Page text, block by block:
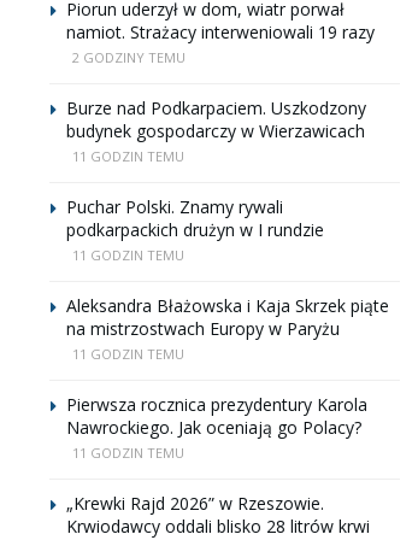
Piorun uderzył w dom, wiatr porwał
namiot. Strażacy interweniowali 19 razy
2 GODZINY TEMU
Burze nad Podkarpaciem. Uszkodzony
budynek gospodarczy w Wierzawicach
11 GODZIN TEMU
Puchar Polski. Znamy rywali
podkarpackich drużyn w I rundzie
11 GODZIN TEMU
Aleksandra Błażowska i Kaja Skrzek piąte
na mistrzostwach Europy w Paryżu
11 GODZIN TEMU
Pierwsza rocznica prezydentury Karola
Nawrockiego. Jak oceniają go Polacy?
11 GODZIN TEMU
„Krewki Rajd 2026” w Rzeszowie.
Krwiodawcy oddali blisko 28 litrów krwi